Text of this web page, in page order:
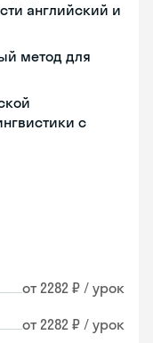
английский и
метод для
с
от 2282 ₽ / урок
от 2282 ₽ / урок